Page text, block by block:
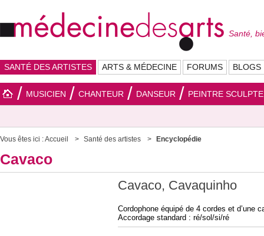
Santé,
SANTÉ DES ARTISTES ARTS & MÉDECINE FORUMS BLOGS
MUSICIEN CHANTEUR DANSEUR PEINTRE
Vous êtes ici :Accueil Santé des artistes Encyclopédie
Cavaco
Cavaco, Cavaquinho
Cordophone équipé de 4 cordes et d’une
Accordage standard : ré/sol/si/ré